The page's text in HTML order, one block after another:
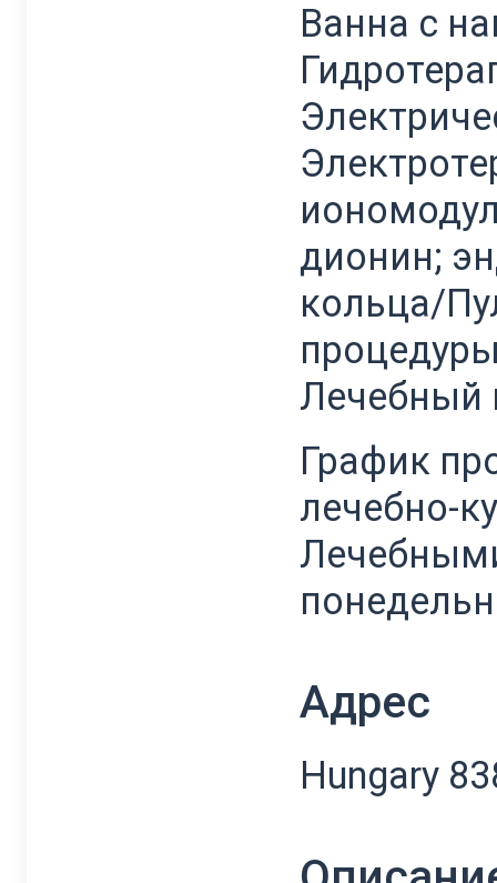
Ванна с
дионин;
кольца/
Лечебный
График
лечебно-
Адрес
Hungary